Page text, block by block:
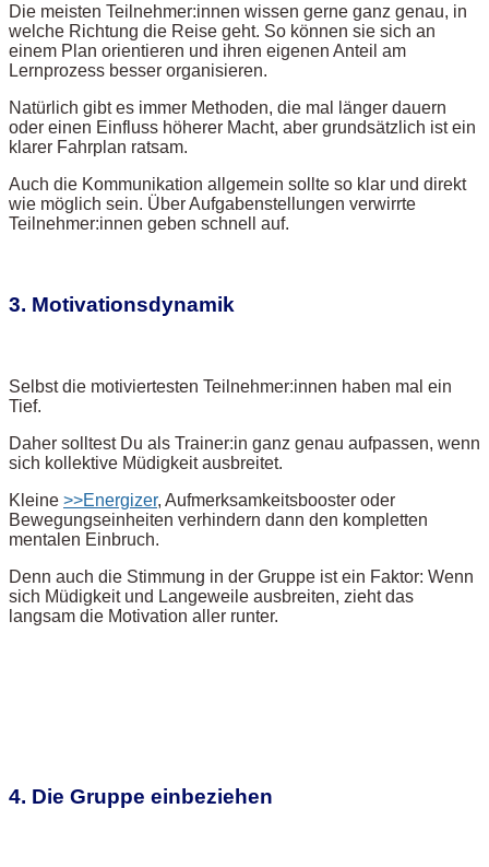
Die meisten Teilnehmer:innen wissen gerne ganz genau, in
welche Richtung die Reise geht. So können sie sich an
einem Plan orientieren und ihren eigenen Anteil am
Lernprozess besser organisieren.
Natürlich gibt es immer Methoden, die mal länger dauern
oder einen Einfluss höherer Macht, aber grundsätzlich ist ein
klarer Fahrplan ratsam.
Auch die Kommunikation allgemein sollte so klar und direkt
wie möglich sein. Über Aufgabenstellungen verwirrte
Teilnehmer:innen geben schnell auf.
3. Motivationsdynamik
Selbst die motiviertesten Teilnehmer:innen haben mal ein
Tief.
Daher solltest Du als Trainer:in ganz genau aufpassen, wenn
sich kollektive Müdigkeit ausbreitet.
Kleine >>Energizer, Aufmerksamkeitsbooster oder
Bewegungseinheiten verhindern dann den kompletten
mentalen Einbruch.
Denn auch die Stimmung in der Gruppe ist ein Faktor: Wenn
sich Müdigkeit und Langeweile ausbreiten, zieht das
langsam die Motivation aller runter.
4. Die Gruppe einbeziehen